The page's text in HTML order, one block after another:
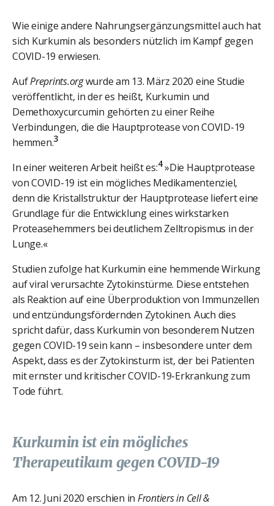
Wie einige andere Nahrungsergänzungsmittel auch hat
sich Kurkumin als besonders nützlich im Kampf gegen
COVID-19 erwiesen.
AufPreprints.orgwurde am 13. März 2020 eine Studie
veröffentlicht, in der es heißt, Kurkumin und
Demethoxycurcumin gehörten zu einer Reihe
Verbindungen, die die Hauptprotease von COVID-19
hemmen.3
In einer weiteren Arbeit heißt es:4»Die Hauptprotease
von COVID-19 ist ein mögliches Medikamentenziel,
denn die Kristallstruktur der Hauptprotease liefert eine
Grundlage für die Entwicklung eines wirkstarken
Proteasehemmers bei deutlichem Zelltropismus in der
Lunge.«
Studien zufolge hat Kurkumin eine hemmende Wirkung
auf viral verursachte Zytokinstürme. Diese entstehen
als Reaktion auf eine Überproduktion von Immunzellen
und entzündungsfördernden Zytokinen. Auch dies
spricht dafür, dass Kurkumin von besonderem Nutzen
gegen COVID-19 sein kann – insbesondere unter dem
Aspekt, dass es der Zytokinsturm ist, der bei Patienten
mit ernster und kritischer COVID-19-Erkrankung zum
Tode führt.
Kurkumin ist ein mögliches
Therapeutikum gegen COVID-19
Am 12. Juni 2020 erschien in Frontiers in Cell &